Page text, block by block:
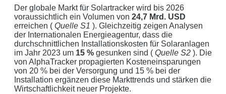
Der globale Markt für Solartracker wird bis 2026
voraussichtlich ein Volumen von 24,7 Mrd. USD
erreichen ( Quelle S1 ). Gleichzeitig zeigen Analysen
der Internationalen Energieagentur, dass die
durchschnittlichen Installationskosten für Solaranlagen
im Jahr 2023 um 15 % gesunken sind ( Quelle S2 ). Die
von AlphaTracker propagierten Kosteneinsparungen
von 20 % bei der Versorgung und 15 % bei der
Installation ergänzen diese Markttrends und stärken die
Wirtschaftlichkeit neuer Projekte.